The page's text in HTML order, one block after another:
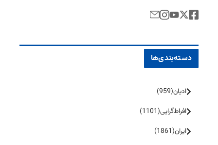
دسته‌بندی‌ها
ادیان(959)
افراط‌گرایی(1101)
ایران(1861)